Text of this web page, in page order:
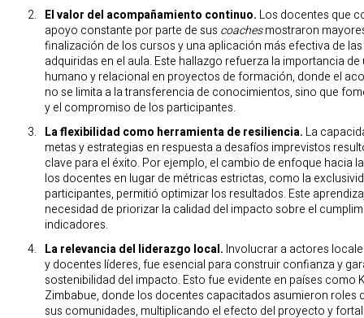
El valor del acompañamiento continuo. Los docentes que
apoyo constante por parte de sus coachesmostraron
finalización de los cursos y una aplicación más efectiva de
adquiridas en el aula. Este hallazgo refuerza la importancia
humano y relacional en proyectos de formación, donde el
no se limita a la transferencia de conocimientos, sino que
y el compromiso de los participantes.
La flexibilidad como herramienta de resiliencia. La
metas y estrategias en respuesta a desafíos imprevistos
clave para el éxito. Por ejemplo, el cambio de enfoque hacia
los docentes en lugar de métricas estrictas, como la
participantes, permitió optimizar los resultados. Este
necesidad de priorizar la calidad del impacto sobre el
indicadores.
La relevancia del liderazgo local. Involucrar a actores
y docentes líderes, fue esencial para construir confianza y
sostenibilidad del impacto. Esto fue evidente en países como
Zimbabue, donde los docentes capacitados asumieron roles
sus comunidades, multiplicando el efecto del proyecto y